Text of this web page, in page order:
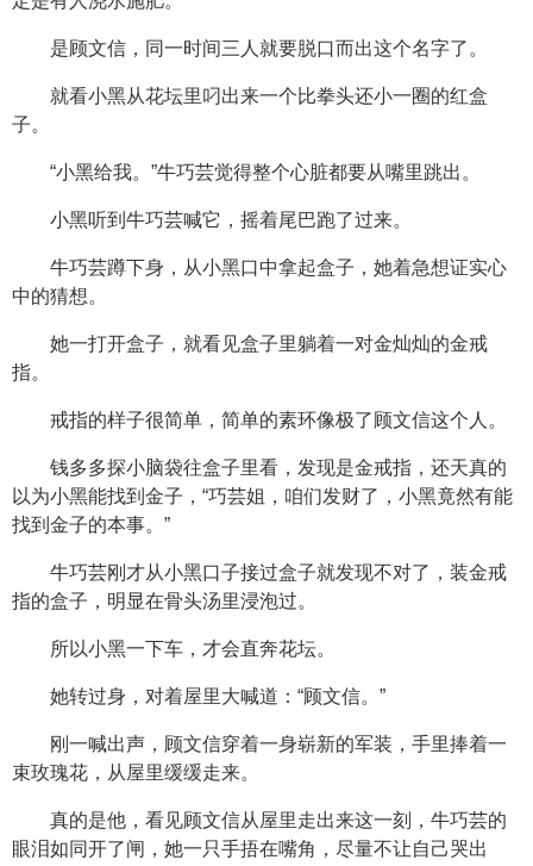
是顾文信，同一时间三人就要脱口而出这个名字了。
就看小黑从花坛里叼出来一个比拳头还小一圈的红盒
子。
“小黑给我。”牛巧芸觉得整个心脏都要从嘴里跳出。
小黑听到牛巧芸喊它，摇着尾巴跑了过来。
牛巧芸蹲下身，从小黑口中拿起盒子，她着急想证实心
中的猜想。
她一打开盒子，就看见盒子里躺着一对金灿灿的金戒
指。
戒指的样子很简单，简单的素环像极了顾文信这个人。
钱多多探小脑袋往盒子里看，发现是金戒指，还天真的
以为小黑能找到金子，“巧芸姐，咱们发财了，小黑竟然有能
找到金子的本事。”
牛巧芸刚才从小黑口子接过盒子就发现不对了，装金戒
指的盒子，明显在骨头汤里浸泡过。
所以小黑一下车，才会直奔花坛。
她转过身，对着屋里大喊道：“顾文信。”
刚一喊出声，顾文信穿着一身崭新的军装，手里捧着一
束玫瑰花，从屋里缓缓走来。
真的是他，看见顾文信从屋里走出来这一刻，牛巧芸的
眼泪如同开了闸，她一只手捂在嘴角，尽量不让自己哭出